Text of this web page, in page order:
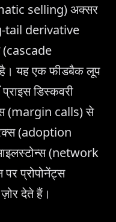
selling) अक्सर
tail derivative
यह एक फीडबैक लूप
डिस्कवरी
(margin calls) से
(adoption
(network
प्रोपोनेंट्स
देते हैं।